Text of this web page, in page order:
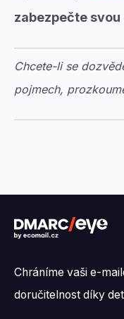
zabezpečte
Chcete-li se
pojmech,
Chráníme vaši e-
doručitelnost díky